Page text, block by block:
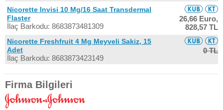
Nicorette Invisi 10 Mg/16 Saat Transdermal
Flaster
İlaç Barkodu: 8683873481309
26,66 Euro,
828,57 TL
Nicorette Freshfruit 4 Mg Meyveli Sakiz, 15
Adet
İlaç Barkodu: 8683873423149
0 TL
Firma Bilgileri